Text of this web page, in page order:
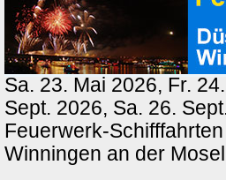
Sa. 23. Mai 2026, Fr.
Sept. 2026, Sa. 26.
Feuerwerk-
Winningen an der